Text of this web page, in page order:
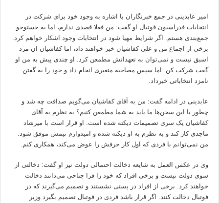
امیر عابدینی در جمع خبرنگاران با اشاره به وجود خود برای شرکت در
انتخابات فدراسیون فوتبال او گفت: من فعلا قصدی ندارم، اما به جستوجو
جمع‌بندی هستم. اگر شرایط مهیا شود در انتخابات وجود اشکار خواهم کرد.
برخی از اجماع من و علی کفاشیان خبر خواهند داد، اما کفاشیان ان مرد
اسبق نیست و نمی‌توان به تعهداتش مطمعن کرد. او چندی پیش به من او
گفت شرکت کن. اما سپس مصاحبه متغیری انجام داد و خود را به گفتن
نامزد انتخاباتی خبرداد.
عابدینی در ادامه گفت: من به آقای کفاشیان می‌گویم صداقت چه شد و
چطور با این سخن‌ها ما باید به شما مطمعن کنیم؟ به نظرم به آقای
کفاشیان یک سری تصمیمات دیکته شده است. او قرار است با میرشاد
ماجدی کار کند و به نظرم به او دیکته شده و امیدوارم تیمش موفق شود.
من نمی‌توانم با فردی که اول کار حرفش را عوض می‌کند، همکاری کنم.
وی در عکس العمل به شایعه دخالت احتمالی دولت نیز او گفت: دخالتی از
سوی دولت نیست و برخی افراد که خود را فرا جناحی می‌دانند دخالت
خواهند کرد. برخی از افراد در پستی نشستند و تصمیم می‌گیرند که در
فوتبال دخالت کنند. اگر قرار باشد فردی در فوتبال تصمیم بگیرد وزیر